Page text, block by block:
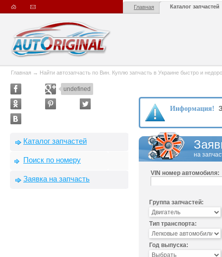
Главная Каталог запчастей
Главная → Найти автозапчасть по Вин. Куплю запчасть в Украине быстро и
undefined
Каталог запчастей
Поиск по номеру
Заявка на запчасть
Информация!
на
VIN номер автомобиля:
Группа запчастей:
Тип транспорта:
Год выпуска: